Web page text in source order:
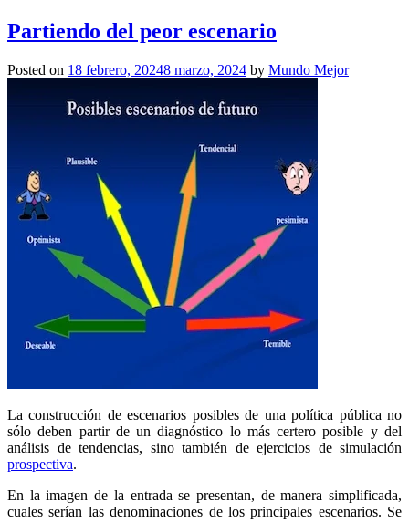
Partiendo del peor escenario
Posted on 18 febrero, 20248 marzo, 2024 by Mundo Mejor
La construcción de escenarios posibles de una política pública no
sólo deben partir de un diagnóstico lo más certero posible y del
análisis de tendencias, sino también de ejercicios de simulación
prospectiva.
En la imagen de la entrada se presentan, de manera simplificada,
cuales serían las denominaciones de los principales escenarios. Se